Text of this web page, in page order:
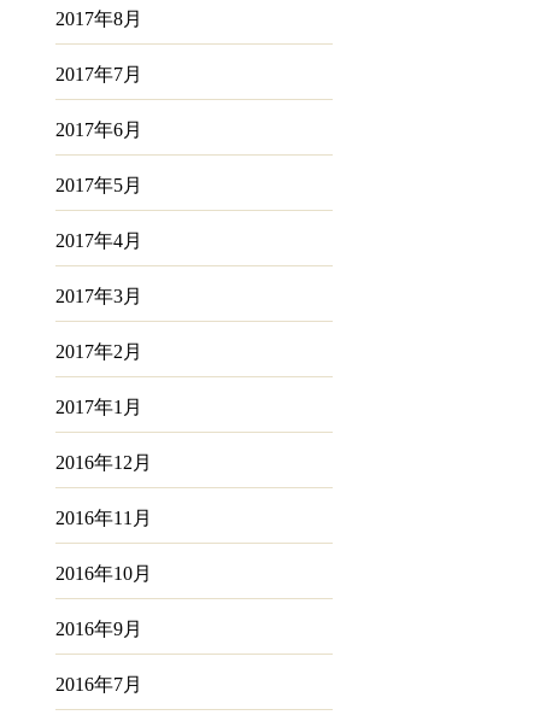
2017年8月
2017年7月
2017年6月
2017年5月
2017年4月
2017年3月
2017年2月
2017年1月
2016年12月
2016年11月
2016年10月
2016年9月
2016年7月